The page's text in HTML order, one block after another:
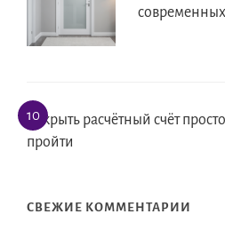
Открыть расчётный счёт
пройти
СВЕЖИЕ КОММЕНТАРИИ